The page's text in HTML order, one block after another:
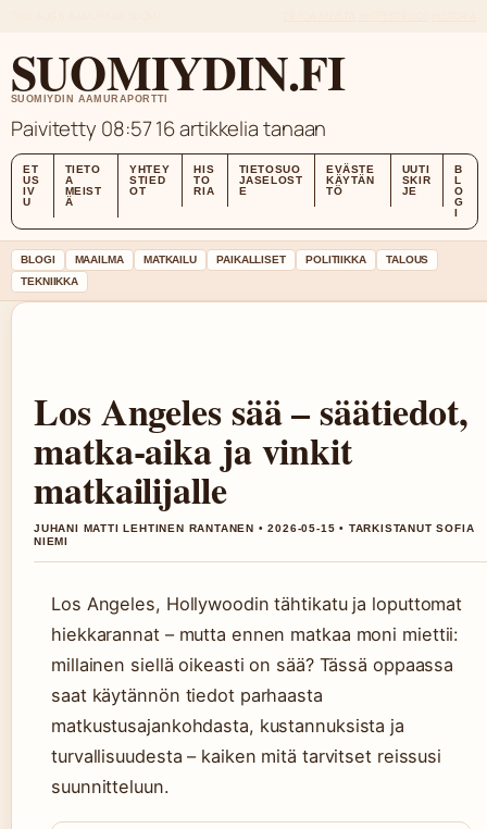
SUOMIYDIN.FI
SUOMIYDIN AAMURAPORTTI
Paivitetty 08:5716 artikkelia tanaan
ET
US
IV
U
TIETO
A
MEIST
Ä
YHTEY
STIED
OT
HIS
TO
RIA
TIETOSUO
JASELOST
E
EVÄSTE
KÄYTÄN
TÖ
UUTI
SKIR
JE
B
L
O
G
I
BLOGI MAAILMA MATKAILU PAIKALLISET POLITIIKKA
TALOUS
TEKNIIKKA
Los Angeles sää – säätiedot,
matka-aika ja vinkit
matkailijalle
JUHANI MATTI LEHTINEN RANTANEN • 2026-05-15 • TARKISTANUT SOFIA
NIEMI
Los Angeles, Hollywoodin tähtikatu ja loputtomat
hiekkarannat – mutta ennen matkaa moni miettii:
millainen siellä oikeasti on sää? Tässä oppaassa
saat käytännön tiedot parhaasta
matkustusajankohdasta, kustannuksista ja
turvallisuudesta – kaiken mitä tarvitset reissusi
suunnitteluun.